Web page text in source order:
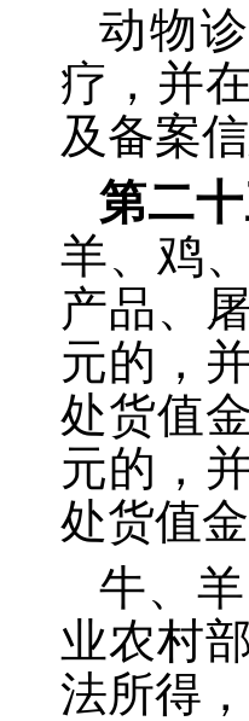
动物
疗，并
及备案
第二
羊、鸡
产品、
元的，
处货值
元的，
处货值
牛、
业农村
法所得